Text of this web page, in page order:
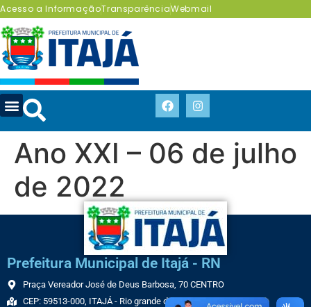
Acesso a InformaçãoTransparênciaWebmail
Ano XXI – 06 de julho
de 2022
Prefeitura Municipal de Itajá - RN
Praça Vereador José de Deus Barbosa, 70 CENTRO
CEP: 59513-000, ITAJÁ - Rio grande do Norte